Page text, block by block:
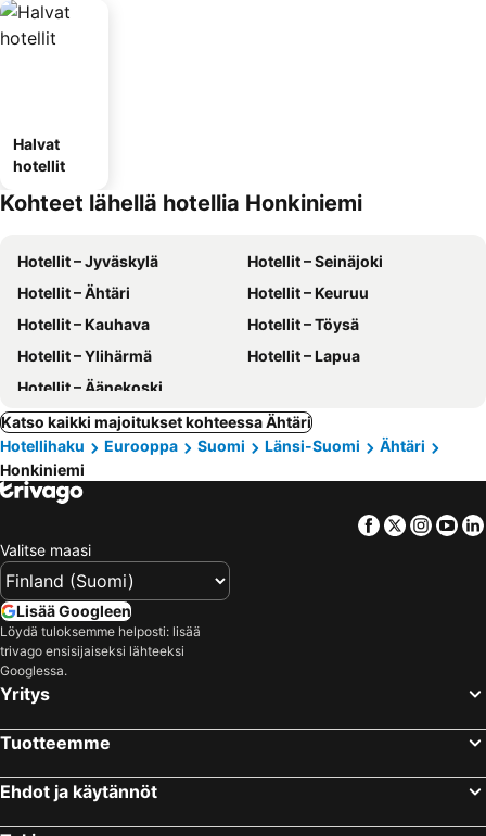
Halvat
hotellit
Kohteet lähellä hotellia Honkiniemi
Hotellit – Jyväskylä
Hotellit – Seinäjoki
Hotellit – Ähtäri
Hotellit – Keuruu
Hotellit – Kauhava
Hotellit – Töysä
Hotellit – Ylihärmä
Hotellit – Lapua
Hotellit – Äänekoski
Katso kaikki majoitukset kohteessa Ähtäri
Hotellihaku
Eurooppa Suomi Länsi-Suomi
Ähtäri
Honkiniemi
Facebook
Twitter
Valitse maasi
Lisää Googleen
Löydä tuloksemme helposti: lisää
trivago ensisijaiseksi lähteeksi
Googlessa.
Yritys
Tuotteemme
Ehdot ja käytännöt